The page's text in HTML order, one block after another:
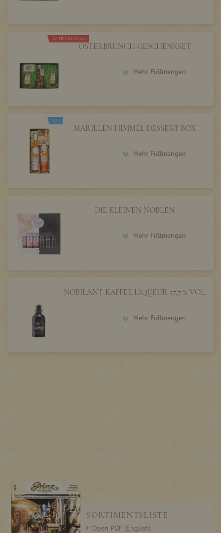
AB FRÜHLING 2027
OSTERBRUNCH GESCHENKSET
Mehr Füllmengen
NEU
MARILLEN HIMMEL DESSERT BOX
Mehr Füllmengen
DIE KLEINEN NOBLEN
Mehr Füllmengen
NOBILANT KAFFEE LIQUEUR 37,7 % VOL
Mehr Füllmengen
SORTIMENTSLISTE
Open PDF (English)